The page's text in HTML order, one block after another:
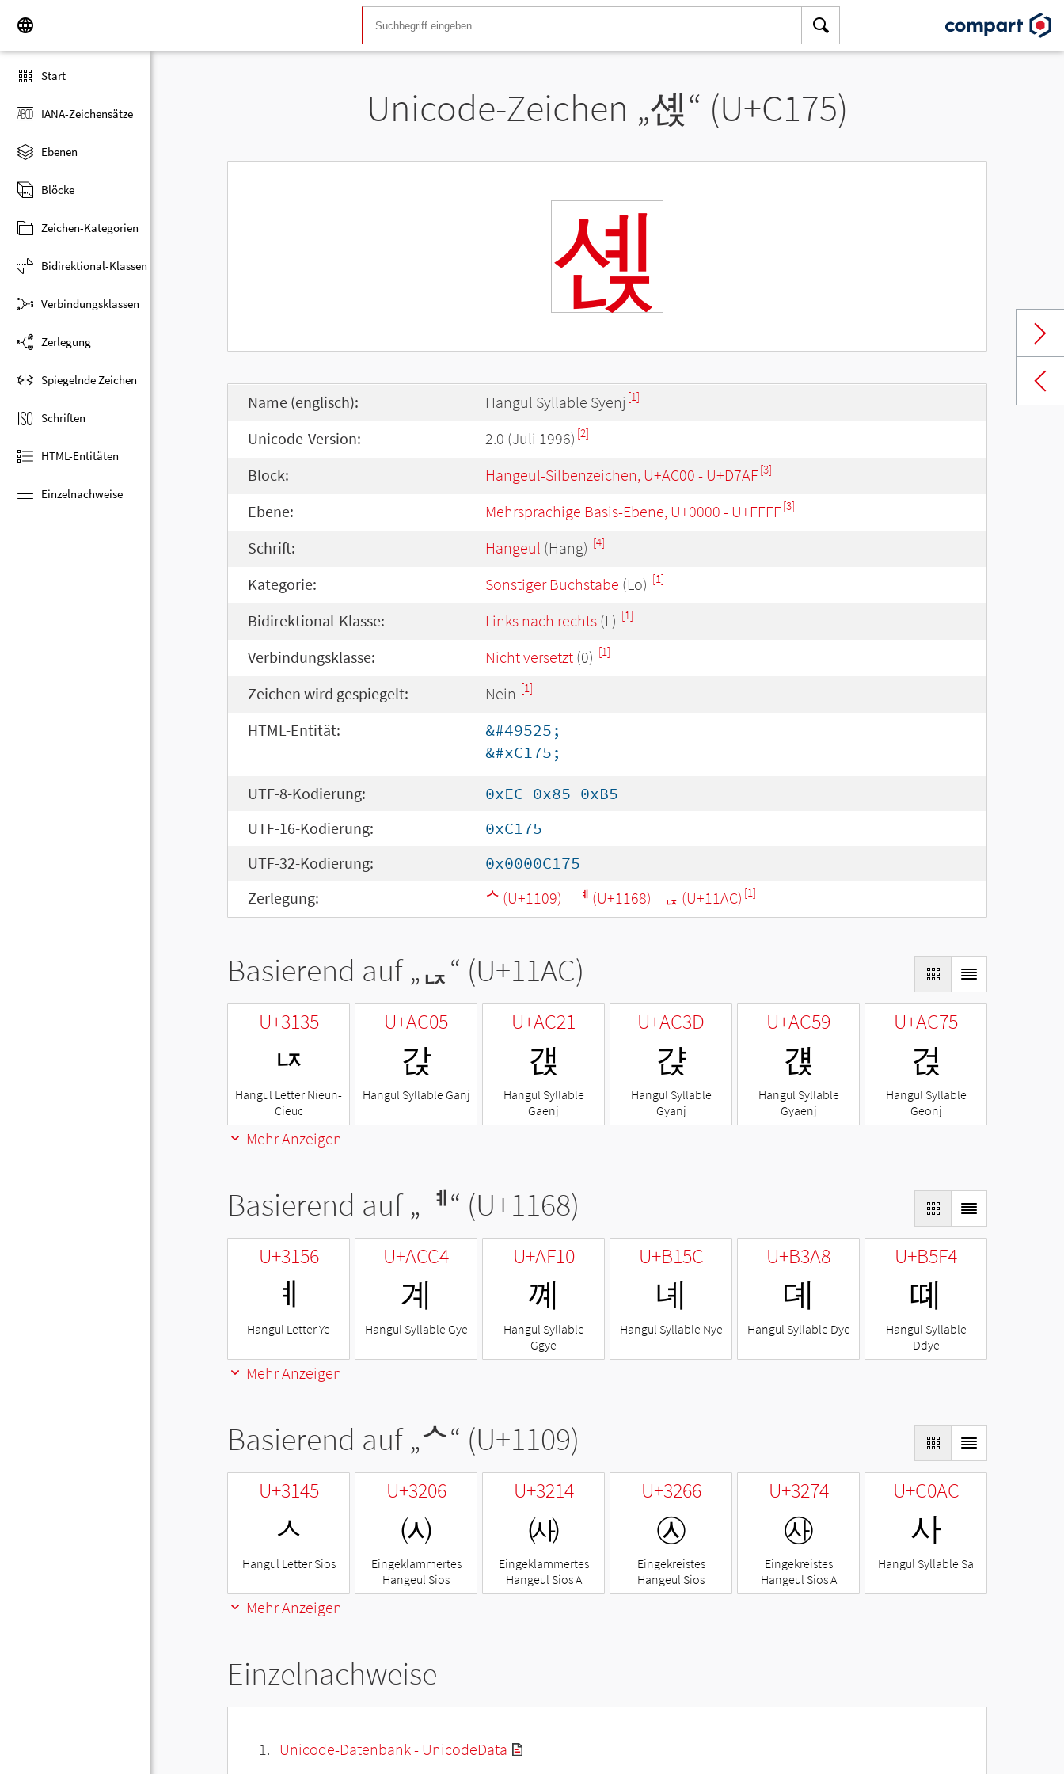
Start
IANA-Zeichensätze
Ebenen
Blöcke
Zeichen-Kategorien
Bidirektional-Klassen
Verbindungsklassen
Zerlegung
Spiegelnde Zeichen
Schriften
HTML-Entitäten
Einzelnachweise
Unicode-Zeichen „셵“ (U+C175)
셵
Name (englisch): Hangul Syllable Syenj [1]
Unicode-Version: 2.0 (Juli 1996) [2]
Block: Hangeul-Silbenzeichen, U+AC00 - U+D7AF[3]
Ebene: Mehrsprachige Basis-Ebene, U+0000 - U+FFFF[3]
Schrift: Hangeul (Hang) [4]
Kategorie: Sonstiger Buchstabe (Lo) [1]
Bidirektional-Klasse: Links nach rechts (L) [1]
Verbindungsklasse: Nicht versetzt (0) [1]
Zeichen wird gespiegelt: Nein [1]
HTML-Entität:
&#49525;
&#xC175;
UTF-8-Kodierung:
0xEC 0x85 0xB5
UTF-16-Kodierung:
0xC175
UTF-32-Kodierung:
0x0000C175
Zerlegung:
ᄉ (U+1109) - ᅨ (U+1168) - ᆬ (U+11AC) [1]
Basierend auf „ᆬ“ (U+11AC)
U+3135
ㄵ
Hangul Letter Nieun-
Cieuc
U+AC05
갅
Hangul Syllable Ganj
U+AC21
갡
Hangul Syllable
Gaenj
U+AC3D
갽
Hangul Syllable
Gyanj
U+AC59
걙
Hangul Syllable
Gyaenj
U+AC75
걵
Hangul Syllable
Geonj
Mehr Anzeigen
Basierend auf „ ᅨ“ (U+1168)
U+3156
ㅖ
Hangul Letter Ye
U+ACC4
계
Hangul Syllable Gye
U+AF10
꼐
Hangul Syllable
Ggye
U+B15C
녜
Hangul Syllable Nye
U+B3A8
뎨
Hangul Syllable Dye
U+B5F4
뗴
Hangul Syllable
Ddye
Mehr Anzeigen
Basierend auf „ᄉ“ (U+1109)
U+3145
ㅅ
Hangul Letter Sios
U+3206
㈆
Eingeklammertes
Hangeul Sios
U+3214
㈔
Eingeklammertes
Hangeul Sios A
U+3266
㉦
Eingekreistes
Hangeul Sios
U+3274
㉴
Eingekreistes
Hangeul Sios A
U+C0AC
사
Hangul Syllable Sa
Mehr Anzeigen
Einzelnachweise
Unicode-Datenbank - UnicodeData